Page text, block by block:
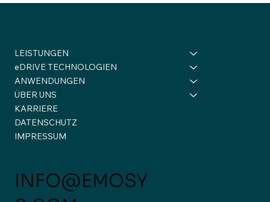
Scale Up bei eMoSys – Reflexion in
Umsetzung bringen 💡
LEISTUNGEN
eDRIVE TECHNOLOGIEN
ANWENDUNGEN
ÜBER UNS
KARRIERE
DATENSCHUTZ
IMPRESSUM
INFO@EMOSY